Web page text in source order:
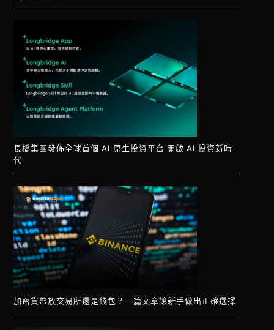
長橋集團發佈全球首個 AI 原生投資平台 開啟 AI 投資新時
代
加密貨幣放交易所還是錢包？一篇文章讓新手做出正確選擇